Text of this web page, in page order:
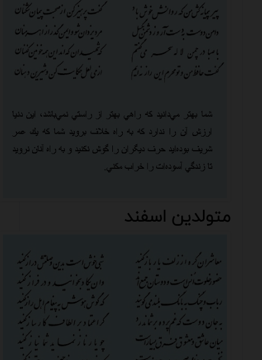
متولدین اسفند